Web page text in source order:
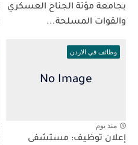
بجامعة مؤتة الجناح العسكري
والقوات المسلحة...
وظائف في الاردن
منذ يوم
إعلان توظيف: مستشفى